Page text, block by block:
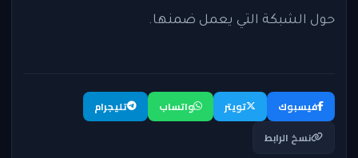
حول الشبكة التي يعمل ضمنها.
فيسبوك تويتر واتساب
تليجرام
نسخ الرابط